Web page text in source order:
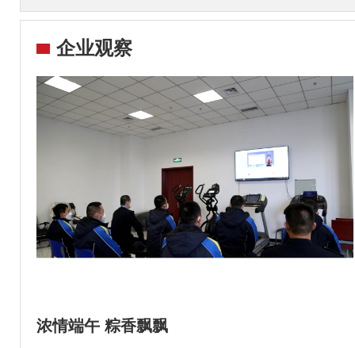
企业观察
浓情端午 粽香飘飘